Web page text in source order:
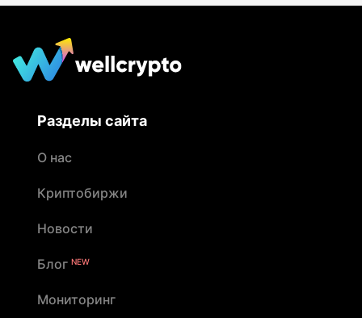
Разделы сайта
О нас
Криптобиржи
Новости
Блог NEW
Мониторинг